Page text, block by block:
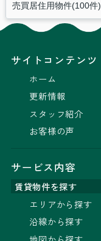
売買居住用物件(100件)
サイトコンテンツ
ホーム
更新情報
スタッフ紹介
お客様の声
サービス内容
賃貸物件を探す
エリアから探す
沿線から探す